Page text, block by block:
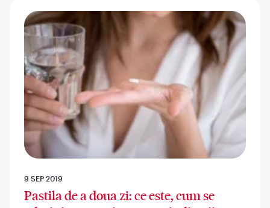
9 SEP 2019
Pastila de a doua zi: ce este, cum se